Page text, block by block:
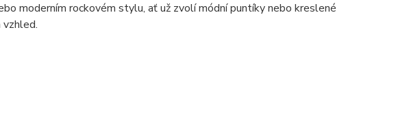
moderním rockovém stylu, ať už zvolí módní puntíky nebo kreslené